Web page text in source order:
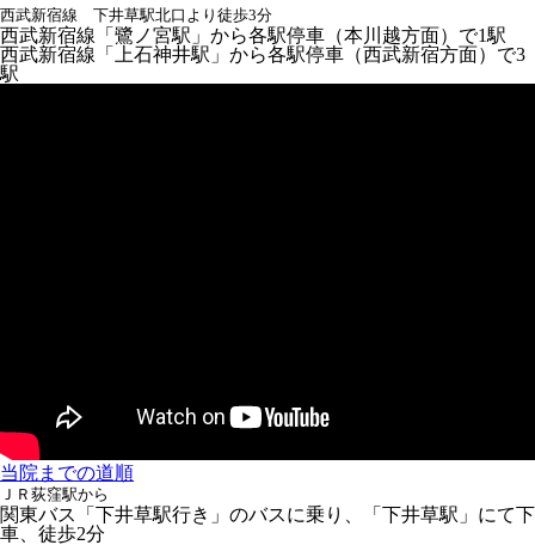
西武新宿線 下井草駅北口より徒歩3分
西武新宿線「鷺ノ宮駅」から各駅停車（本川越方面）で1駅
西武新宿線「上石神井駅」から各駅停車（西武新宿方面）で3
駅
当院までの道順
ＪＲ荻窪駅から
関東バス「下井草駅行き」のバスに乗り、「下井草駅」にて下
車、徒歩2分